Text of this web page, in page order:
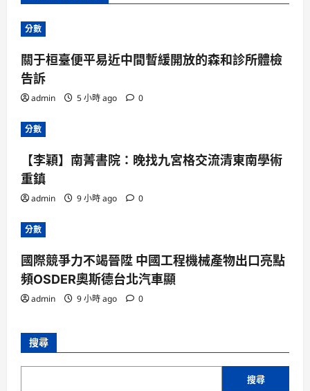
分數
關于桓臺便平易近中間暫緩開放的森和診所體檢
告訴
admin 5 小時 ago 0
分數
【李穎】南菁書院：晚找九宮格交流清東南學術
重鎮
admin 9 小時 ago 0
分數
國際競爭力不竭晉陞 中國工程機械產物出口亮點
頻OSDER奧斯德台北汽車顯
admin 9 小時 ago 0
搜尋
搜尋